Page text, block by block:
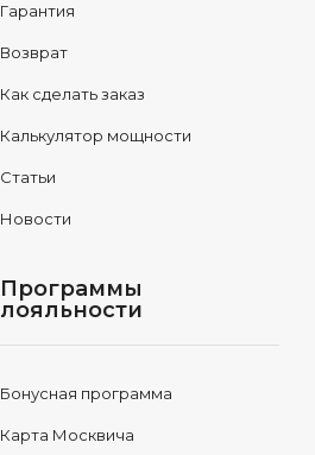
Гарантия
Возврат
Как сделать заказ
Калькулятор мощности
Статьи
Новости
Программы
лояльности
Бонусная программа
Карта Москвича